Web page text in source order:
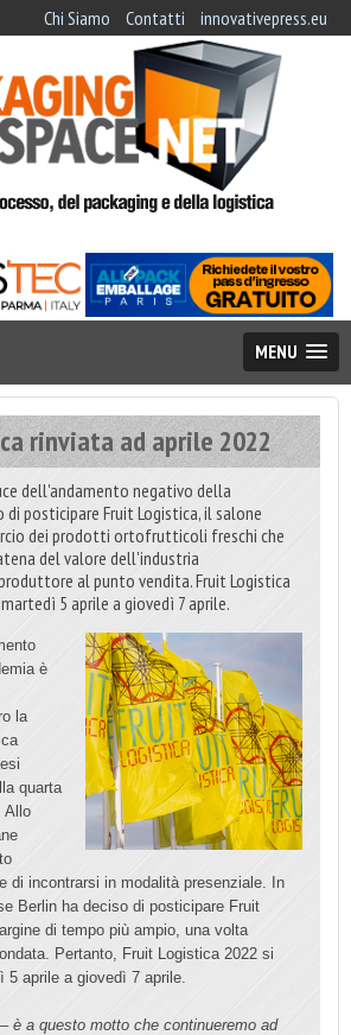
Chi Siamo Contatti innovativepress.eu
MENU
rinviata ad aprile 2022
dell'andamento negativo della
di posticipare Fruit Logistica, il salone
dei prodotti ortofrutticoli freschi che
del valore dell'industria
al punto vendita. Fruit Logistica
5 aprile a giovedì 7 aprile.
è
la
quarta
Allo
di incontrarsi in modalità presenziale. In
Berlin ha deciso di posticipare Fruit
di tempo più ampio, una volta
Pertanto, Fruit Logistica 2022 si
5 aprile a giovedì 7 aprile.
è a questo motto che continueremo ad